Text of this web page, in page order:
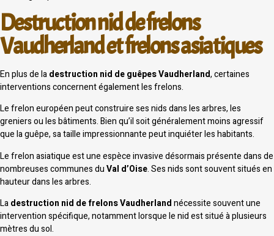
Destruction nid de frelons
Vaudherland et frelons asiatiques
En plus de ladestruction nid de guêpes Vaudherland, certaines
interventions concernent également les frelons.
Le frelon européen peut construire ses nids dans les arbres, les
greniers ou les bâtiments. Bien qu’il soit généralement moins agressif
que la guêpe, sa taille impressionnante peut inquiéter les habitants.
Le frelon asiatique est une espèce invasive désormais présente dans de
nombreuses communes duVal d’Oise. Ses nids sont souvent situés en
hauteur dans les arbres.
Ladestruction nid de frelons Vaudherlandnécessite souvent une
intervention spécifique, notamment lorsque le nid est situé à plusieurs
mètres du sol.